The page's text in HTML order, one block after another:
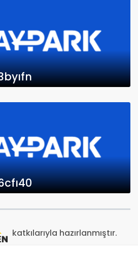
katkılarıyla hazırlanmıştır.